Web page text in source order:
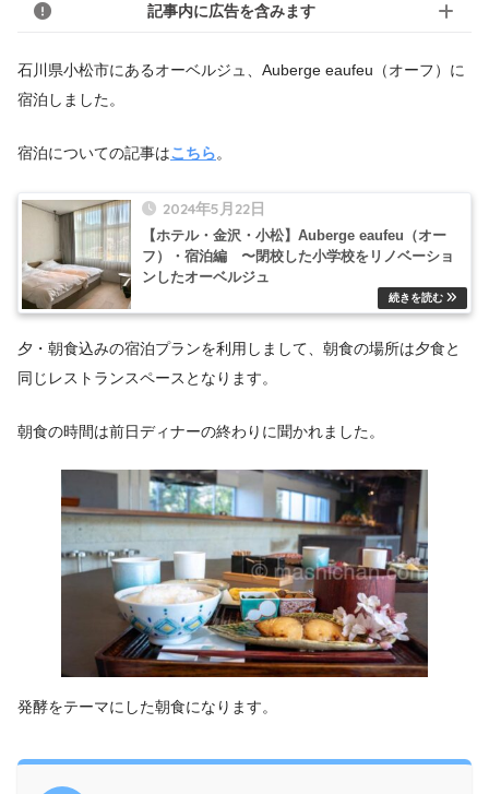
記事内に広告を含みます
石川県小松市にあるオーベルジュ、Auberge eaufeu（オーフ）に
宿泊しました。
宿泊についての記事はこちら。
2024年5月22日
【ホテル・金沢・小松】Auberge eaufeu（オー
フ）・宿泊編 〜閉校した小学校をリノベーショ
ンしたオーベルジュ
夕・朝食込みの宿泊プランを利用しまして、朝食の場所は夕食と
同じレストランスペースとなります。
朝食の時間は前日ディナーの終わりに聞かれました。
発酵をテーマにした朝食になります。